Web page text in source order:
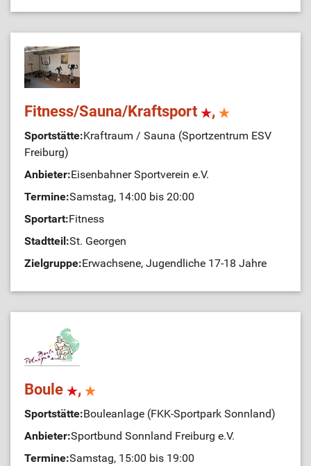
Fitness/Sauna/Kraftsport ,
Sportstätte:Kraftraum / Sauna (Sportzentrum ESV
Freiburg)
Anbieter:Eisenbahner Sportverein e.V.
Termine:Samstag, 14:00 bis 20:00
Sportart:Fitness
Stadtteil:St. Georgen
Zielgruppe:Erwachsene, Jugendliche 17-18 Jahre
Boule ,
Sportstätte:Bouleanlage (FKK-Sportpark Sonnland)
Anbieter:Sportbund Sonnland Freiburg e.V.
Termine:Samstag, 15:00 bis 19:00